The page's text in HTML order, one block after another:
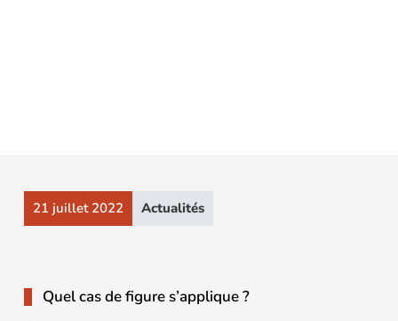
21 juillet 2022 Actualités
Quel cas de figure s’applique ?